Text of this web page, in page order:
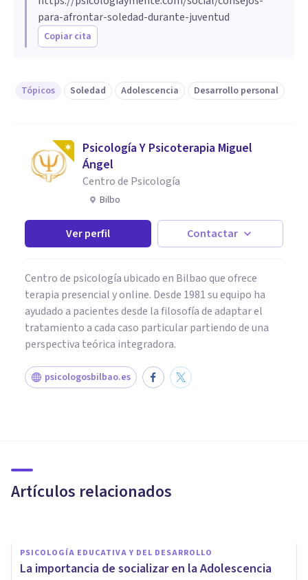
para-afrontar-soledad-durante-juventud
Copiar cita
Tópicos Soledad Adolescencia Desarrollo personal
Psicología Y Psicoterapia Miguel
Ángel
Centro de Psicología
Bilbo
Ver perfil Contactar
Centro de psicología ubicado en Bilbao que ofrece
terapia presencial y online. Desde 1981 su equipo ha
ayudado a pacientes desde la filosofía de adaptar el
tratamiento a cada caso particular partiendo de una
perspectiva teórica integradora.
psicologosbilbao.es
Artículos relacionados
importantes y características
PSICOLOGÍA EDUCATIVA Y DEL DESARROLLO
La importancia de socializar en la Adolescencia